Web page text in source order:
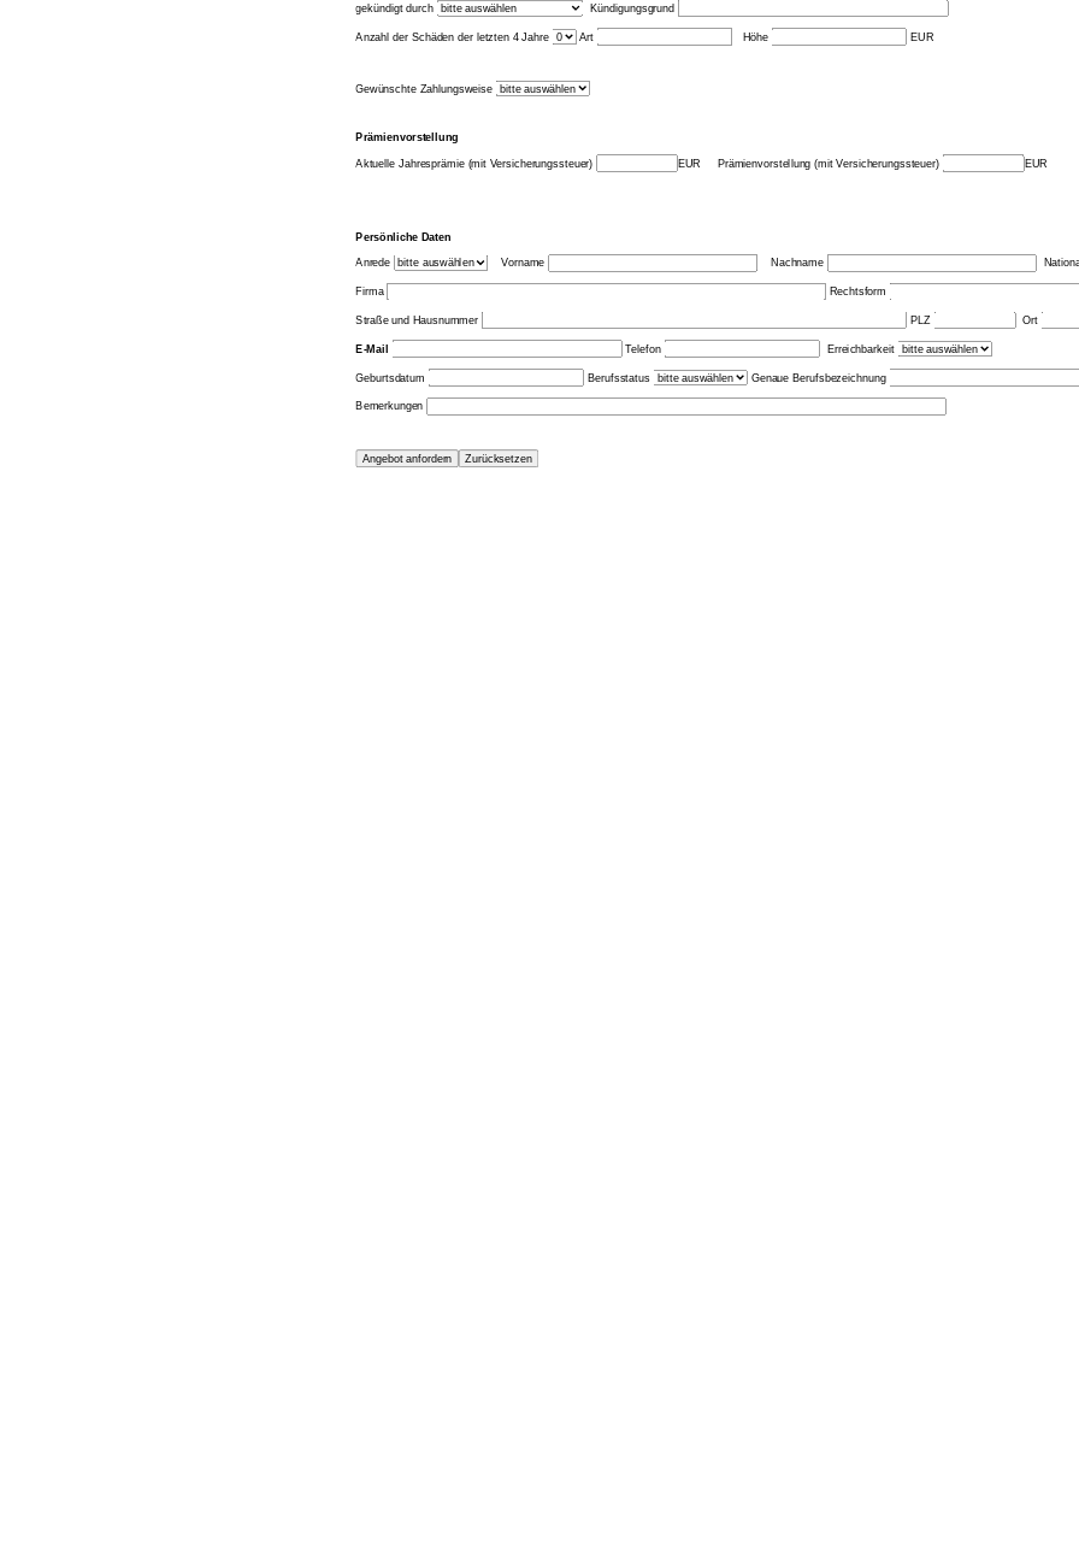
gekündigt durch Kündigungsgrund
Anzahl der Schäden der letzten 4 Jahre Art Höhe EUR
Gewünschte Zahlungsweise
Prämienvorstellung
Aktuelle Jahresprämie (mit Versicherungssteuer) EUR Prämienvorstellung (mit Versicherungssteuer) EUR
Persönliche Daten
Anrede Vorname Nachname
Firma Rechtsform
Straße und Hausnummer PLZ Ort
E-Mail Telefon Erreichbarkeit
Geburtsdatum Berufsstatus Genaue Berufsbezeichnung
Bemerkungen